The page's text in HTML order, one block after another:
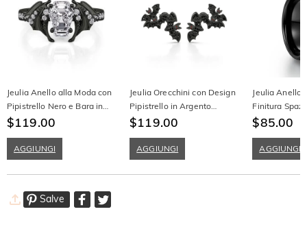
Jeulia Anello alla Moda con
Pipistrello Nero e Bara in
Argento Sterling
$119.00
AGGIUNGI
Jeulia Orecchini con Design
Pipistrello in Argento
Sterling
$119.00
AGGIUNGI
Jeulia Anello
Finitura
Tungsteno
$85.00
AGGIUNGI
Salve